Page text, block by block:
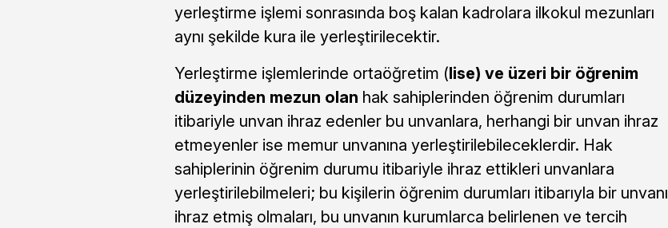
yerleştirme işlemi sonrasında boş kalan kadrolara ilkokul mezunları
aynı şekilde kura ile yerleştirilecektir.
Yerleştirme işlemlerinde ortaöğretim ( lise) ve üzeri bir öğrenim
düzeyinden mezun olan hak sahiplerinden öğrenim durumları
itibariyle unvan ihraz edenler bu unvanlara, herhangi bir unvan ihraz
etmeyenler ise memur unvanına yerleştirilebileceklerdir. Hak
sahiplerinin öğrenim durumu itibariyle ihraz ettikleri unvanlara
yerleştirilebilmeleri; bu kişilerin öğrenim durumları itibarıyla bir unvanı
ihraz etmiş olmaları, bu unvanın kurumlarca belirlenen ve tercih